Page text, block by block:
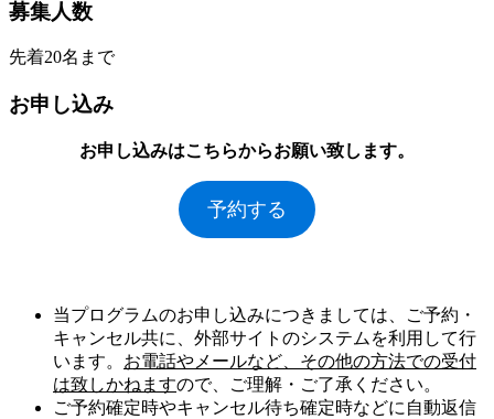
募集人数
先着20名まで
お申し込み
お申し込みはこちらからお願い致します。
予約する
当プログラムのお申し込みにつきましては、ご予約・
キャンセル共に、外部サイトのシステムを利用して行
います。 お電話やメールなど、その他の方法での受付
は致しかねますので、ご理解・ご了承ください。
ご予約確定時やキャンセル待ち確定時などに自動返信